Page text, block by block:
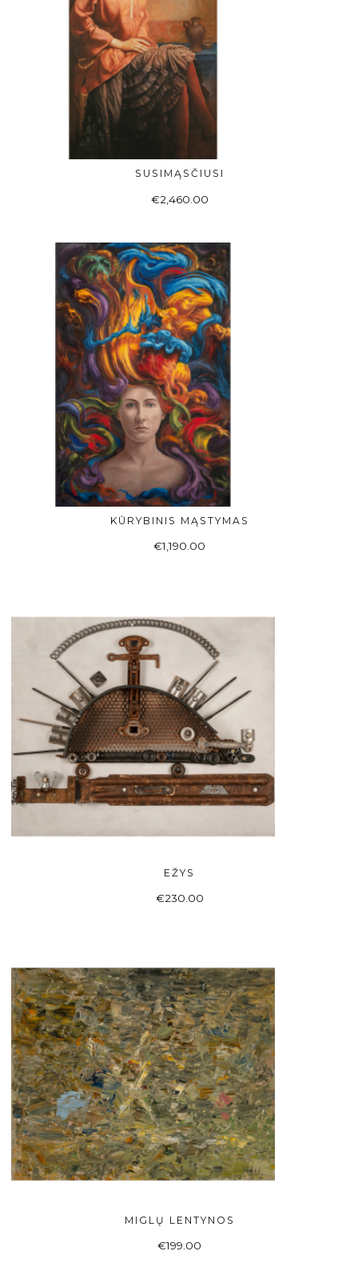
Į KREPŠELĮ
SUSIMĄSČIUSI
€2,460.00
Į KREPŠELĮ
KŪRYBINIS MĄSTYMAS
€1,190.00
Į KREPŠELĮ
EŽYS
€230.00
Į KREPŠELĮ
MIGLŲ LENTYNOS
€199.00